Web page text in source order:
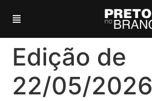
Edição de
22/05/2026